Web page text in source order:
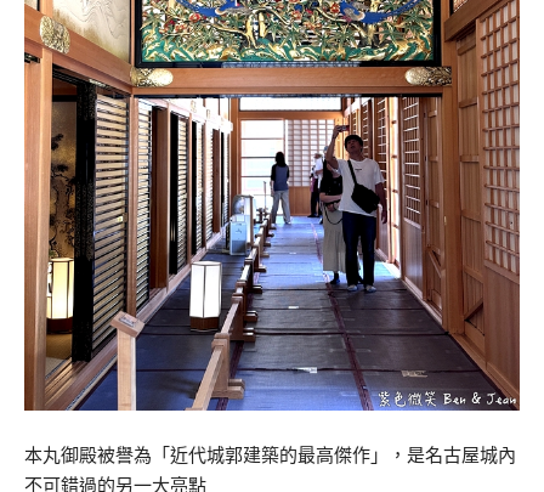
本丸御殿被譽為「近代城郭建築的最高傑作」，是名古屋城內
不可錯過的另一大亮點